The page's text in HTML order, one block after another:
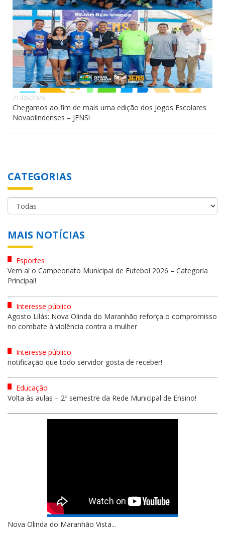
21/06/2026
Chegamos ao fim de mais uma edição dos Jogos Escolares
Novaolindenses – JENS!
CATEGORIAS
MAIS NOTÍCIAS
Esportes
Vem aí o Campeonato Municipal de Futebol 2026 – Categoria
Principal!
Interesse público
Agosto Lilás: Nova Olinda do Maranhão reforça o compromisso
no combate à violência contra a mulher
Interesse público
notificação que todo servidor gosta de receber!
Educação
Volta às aulas – 2º semestre da Rede Municipal de Ensino!
Nova Olinda do Maranhão Vista...